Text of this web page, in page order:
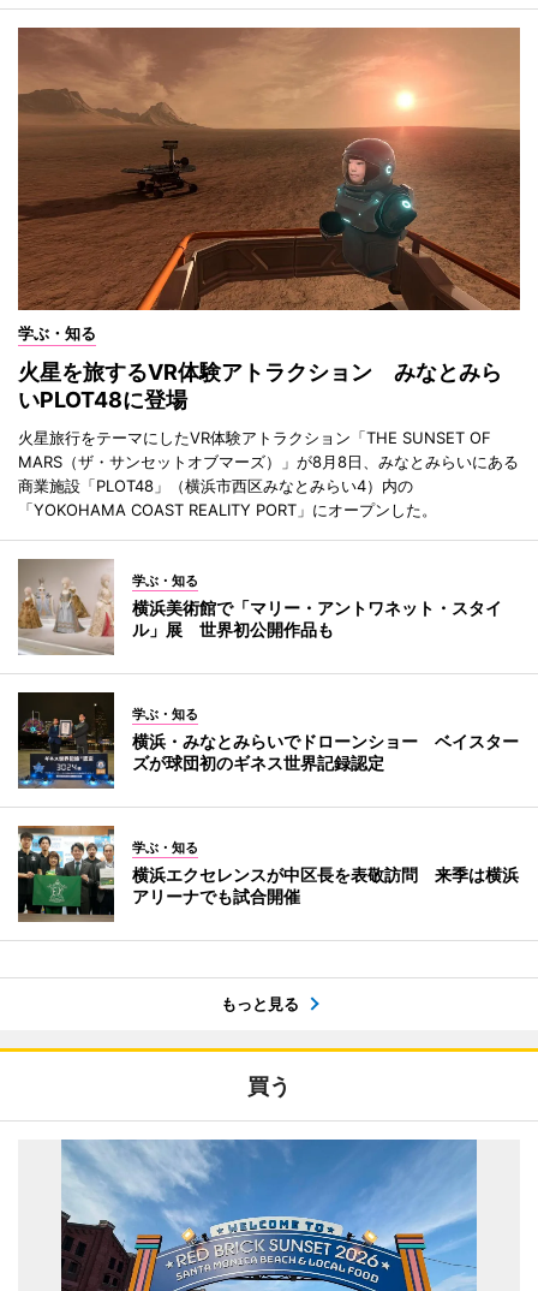
学ぶ・知る
火星を旅するVR体験アトラクション みなとみら
いPLOT48に登場
火星旅行をテーマにしたVR体験アトラクション「THE SUNSET OF
MARS（ザ・サンセットオブマーズ）」が8月8日、みなとみらいにある
商業施設「PLOT48」（横浜市西区みなとみらい4）内の
「YOKOHAMA COAST REALITY PORT」にオープンした。
学ぶ・知る
横浜美術館で「マリー・アントワネット・スタイ
ル」展 世界初公開作品も
学ぶ・知る
横浜・みなとみらいでドローンショー ベイスター
ズが球団初のギネス世界記録認定
学ぶ・知る
横浜エクセレンスが中区長を表敬訪問 来季は横浜
アリーナでも試合開催
もっと見る
買う